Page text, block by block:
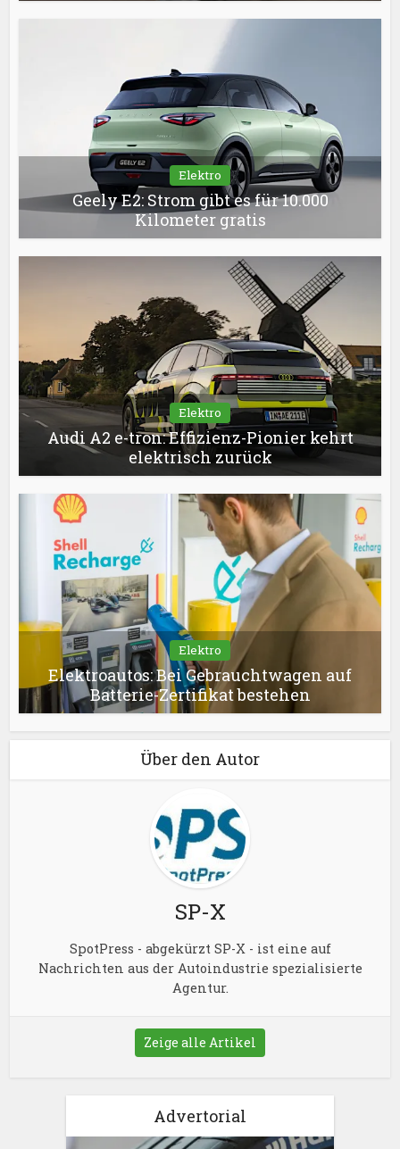
Elektro
Geely E2: Strom gibt es für 10.000
Kilometer gratis
Elektro
Audi A2 e-tron: Effizienz-Pionier kehrt
elektrisch zurück
Elektro
Elektroautos: Bei Gebrauchtwagen auf
Batterie-Zertifikat bestehen
Über den Autor
SP-X
SpotPress - abgekürzt SP-X - ist eine auf
Nachrichten aus der Autoindustrie spezialisierte
Agentur.
Zeige alle Artikel
Advertorial